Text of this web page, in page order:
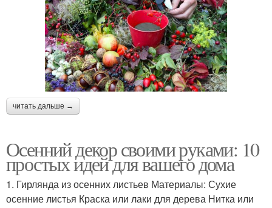
читать дальше →
Осенний декор своими руками: 10
простых идей для вашего дома
1. Гирлянда из осенних листьев Материалы: Сухие
осенние листья Краска или лаки для дерева Нитка или